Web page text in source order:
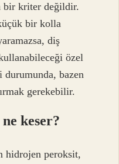
bir kriter değildir.
bir kolla
diş
özel
durumunda, bazen
gerekebilir.
ne keser?
hidrojen peroksit,